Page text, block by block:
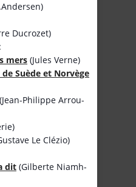
Ducrozet)
mers (Jules Verne)
Suède et Norvège
(Jean-Philippe Arrou-
Le Clézio)
dit (Gilberte Niamh-